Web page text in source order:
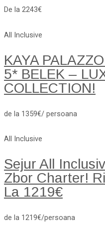
De la 2243€
All Inclusive
KAYA
5* BELEK –
COLLECTION!
de la 1359€/ persoana
All Inclusive
Sejur All
Zbor Charter!
La 1219€
de la 1219€/persoana